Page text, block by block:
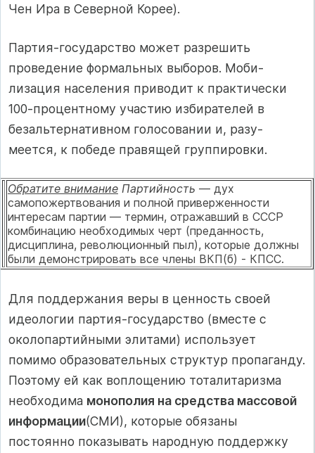
Чен Ира в Северной Корее).
Партия-государство может разрешить
проведение формальных выборов. Моби­
лизация населения приводит к практичес­ки
100-процентному участию избирателей в
безальтернативном голосовании и, разу­
меется, к победе правящей группировки.
Обратите внимание Партийность — дух
самопожертвования и полной приверженности
интересам партии — термин, отражавший в СССР
комбинацию необходимых черт (предан­ность,
дисциплина, революционный пыл), которые должны
были демонстрировать все члены ВКП(б) - КПСС.
Для поддержания веры в ценность сво­ей
идеологии партия-государство (вместе с
околопартийными элитами) использует
помимо образовательных структур пропаган­ду.
Поэтому ей как воплощению тоталита­ризма
необходима монополия на средства массовой
информации(СМИ), которые обязаны
постоянно показывать народную поддержку